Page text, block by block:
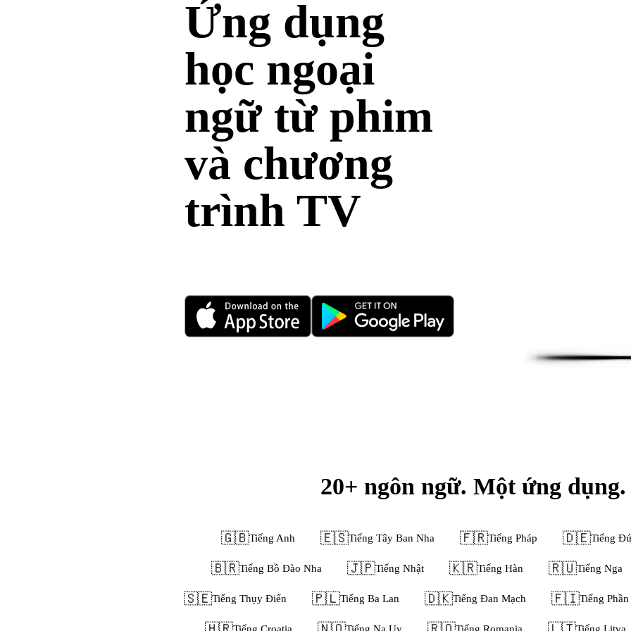
Ứng dụng
học ngoại
ngữ từ phim
và chương
trình TV
20+ ngôn ngữ. Một ứng dụng.
🇬🇧Tiếng Anh 🇪🇸Tiếng Tây Ban Nha 🇫🇷Tiếng Pháp 🇩🇪Tiếng
🇧🇷Tiếng Bồ Đào Nha 🇯🇵Tiếng Nhật 🇰🇷Tiếng Hàn 🇷🇺Tiếng Nga
🇸🇪Tiếng Thụy Điển 🇵🇱Tiếng Ba Lan 🇩🇰Tiếng Đan Mạch 🇫🇮Tiếng
Tiếng Croatia Tiếng Na Uy Tiếng Romania Tiếng Litva